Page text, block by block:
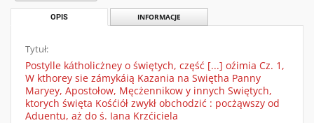
OPIS INFORMACJE
Tytuł:
Postylle kátholicżney o świętych, część [...] oźimia Cz. 1,
W kthorey sie zámykáią Kazania na Swiętha Panny
Maryey, Apostołow, Męcżennikow y innych Swiętych,
ktorych święta Kośćiół zwykł obchodzić : pocżąwszy od
Aduentu, aż do ś. Iana Krzćiciela